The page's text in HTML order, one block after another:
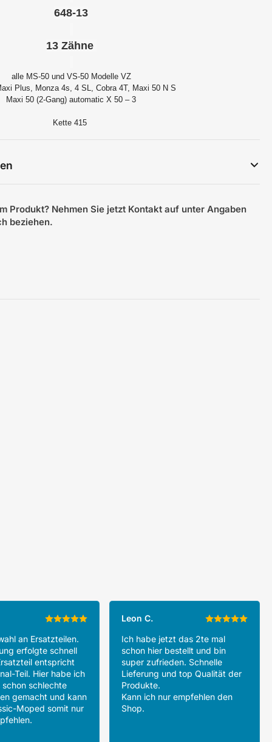
648-13
13 Zähne
alle MS-50 und VS-50 Modelle VZ
Plus, Monza 4s, 4 SL, Cobra 4T, Maxi 50 N S
Maxi 50 (2-Gang) automatic X 50 – 3
Kette 415
Produkt? Nehmen Sie jetzt Kontakt auf unter Angaben
beziehen.
an Ersatzteilen.
erfolgte schnell
entspricht
Teil. Hier habe ich
schon schlechte
gemacht und kann
Moped somit nur
Leon C.
Ich habe jetzt das 2te mal
schon hier bestellt und bin
super zufrieden. Schnelle
Lieferung und top Qualität der
Produkte.
Kann ich nur empfehlen den
Shop.